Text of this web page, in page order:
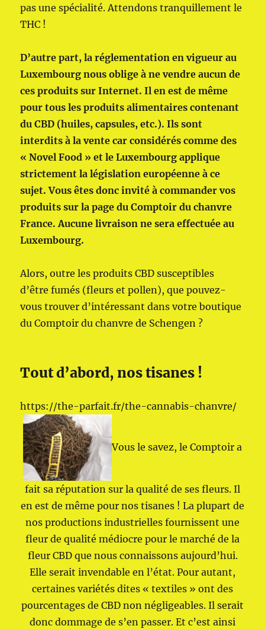
pas une spécialité. Attendons tranquillement le
THC !
D’autre part, la réglementation en vigueur au
Luxembourg nous oblige à ne vendre aucun de
ces produits sur Internet. Il en est de même
pour tous les produits alimentaires contenant
du CBD (huiles, capsules, etc.). Ils sont
interdits à la vente car considérés comme des
« Novel Food » et le Luxembourg applique
strictement la législation européenne à ce
sujet. Vous êtes donc invité à commander vos
produits sur la page du Comptoir du chanvre
France. Aucune livraison ne sera effectuée au
Luxembourg.
Alors, outre les produits CBD susceptibles
d’être fumés (fleurs et pollen), que pouvez-
vous trouver d’intéressant dans votre boutique
du Comptoir du chanvre de Schengen ?
Tout d’abord, nos tisanes !
https://the-parfait.fr/the-cannabis-chanvre/
Vous le savez, le Comptoir a
fait sa réputation sur la qualité de ses fleurs. Il
en est de même pour nos tisanes ! La plupart de
nos productions industrielles fournissent une
fleur de qualité médiocre pour le marché de la
fleur CBD que nous connaissons aujourd’hui.
Elle serait invendable en l’état. Pour autant,
certaines variétés dites « textiles » ont des
pourcentages de CBD non négligeables. Il serait
donc dommage de s’en passer. Et c’est ainsi